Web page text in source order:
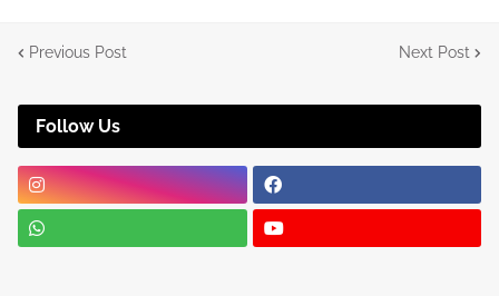
Previous Post Next Post
Follow Us